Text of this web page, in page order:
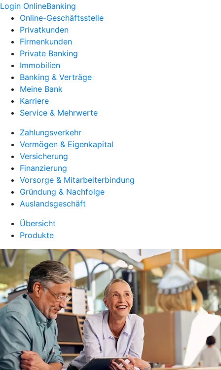
Login OnlineBanking
Online-Geschäftsstelle
Privatkunden
Firmenkunden
Private Banking
Immobilien
Banking & Verträge
Meine Bank
Karriere
Service & Mehrwerte
Zahlungsverkehr
Vermögen & Eigenkapital
Versicherung
Finanzierung
Vorsorge & Mitarbeiterbindung
Gründung & Nachfolge
Auslandsgeschäft
Übersicht
Produkte